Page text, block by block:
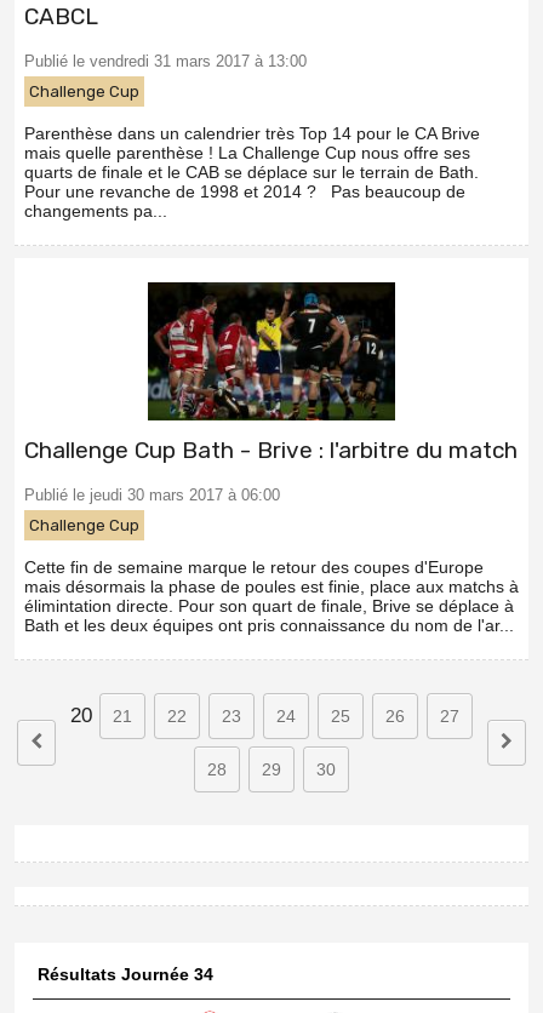
CABCL
Publié le vendredi 31 mars 2017 à 13:00
Challenge Cup
Parenthèse dans un calendrier très Top 14 pour le CA Brive
mais quelle parenthèse ! La Challenge Cup nous offre ses
quarts de finale et le CAB se déplace sur le terrain de Bath.
Pour une revanche de 1998 et 2014 ? Pas beaucoup de
changements pa...
Challenge Cup Bath - Brive : l'arbitre du match
Publié le jeudi 30 mars 2017 à 06:00
Challenge Cup
Cette fin de semaine marque le retour des coupes d'Europe
mais désormais la phase de poules est finie, place aux matchs à
élimintation directe. Pour son quart de finale, Brive se déplace à
Bath et les deux équipes ont pris connaissance du nom de l'ar...
20 21 22 23 24 25 26 27
28 29 30
Résultats Journée 34